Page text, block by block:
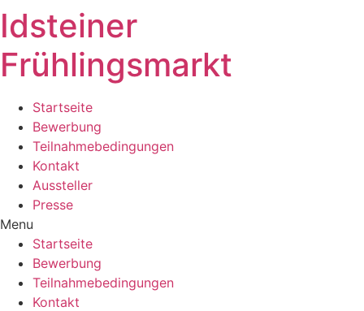
Zum
Inhalt
wechseln
Idsteiner
Frühlingsmarkt
Startseite
Bewerbung
Teilnahmebedingungen
Kontakt
Aussteller
Presse
Menu
Startseite
Bewerbung
Teilnahmebedingungen
Kontakt